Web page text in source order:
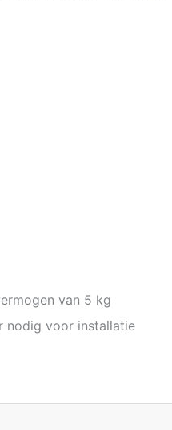
van 5 kg
nodig voor installatie